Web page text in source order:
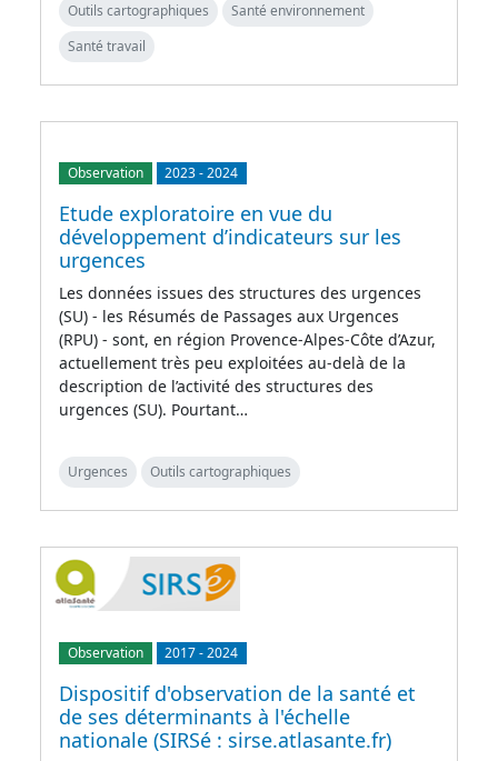
Outils cartographiques
Santé environnement
Santé travail
Observation 2023-2024
Etude exploratoire en vue du
développement d’indicateurs sur les
urgences
Les données issues des structures des urgences
(SU) - les Résumés de Passages aux Urgences
(RPU) - sont, en région Provence-Alpes-Côte d’Azur,
actuellement très peu exploitées au-delà de la
description de l’activité des structures des
urgences (SU). Pourtant…
Urgences Outils cartographiques
Observation 2017-2024
Dispositif d'observation de la santé et
de ses déterminants à l'échelle
nationale (SIRSé : sirse.atlasante.fr)